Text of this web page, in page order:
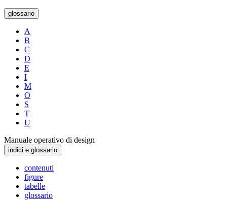
glossario
A
B
C
D
E
I
M
O
S
T
U
Manuale operativo di design
indici e glossario
contenuti
figure
tabelle
glossario